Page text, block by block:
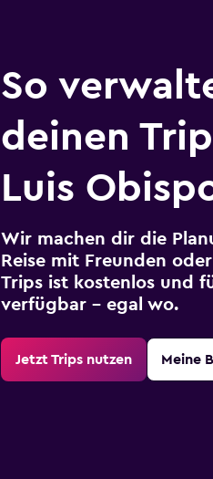
So
deinen
Luis
Wir machen dir die
Reise mit Freunden
Trips ist kostenlos und
verfügbar – egal wo.
Jetzt Trips nutzen Meine